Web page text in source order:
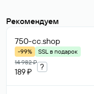
Рекомендуем
750-cc.shop
-99%
SSL в подарок
14 982 ₽
189 ₽
?